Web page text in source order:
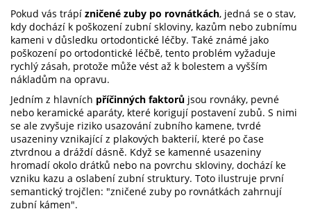
Pokud vás trápí zničené zuby po rovnátkách, jedná se o stav,
kdy dochází k poškození zubní skloviny, kazům nebo zubnímu
kameni v důsledku ortodontické léčby. Také známé jako
poškození po ortodontické léčbě, tento problém vyžaduje
rychlý zásah, protože může vést až k bolestem a vyšším
nákladům na opravu.
Jedním z hlavních příčinných faktorů jsou rovnáky, pevné
nebo keramické aparáty, které korigují postavení zubů. S nimi
se ale zvyšuje riziko usazování zubního kamene, tvrdé
usazeniny vznikající z plakových bakterií, které po čase
ztvrdnou a dráždí dásně. Když se kamenné usazeniny
hromadí okolo drátků nebo na povrchu skloviny, dochází ke
vzniku kazu a oslabení zubní struktury. Toto ilustruje první
semantický trojčlen: "zničené zuby po rovnátkách zahrnují
zubní kámen".